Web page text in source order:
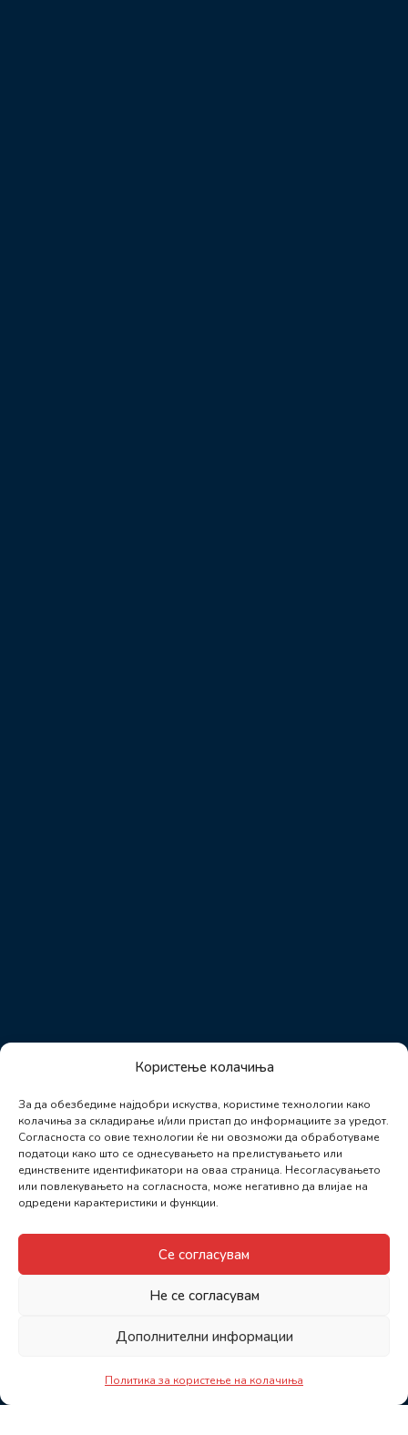
Користење колачиња
За да обезбедиме најдобри искуства, користиме технологии како
колачиња за складирање и/или пристап до информациите за уредот.
Согласноста со овие технологии ќе ни овозможи да обработуваме
податоци како што се однесувањето на прелистувањето или
единствените идентификатори на оваа страница. Несогласувањето
или повлекувањето на согласноста, може негативно да влијае на
одредени карактеристики и функции.
Се согласувам
Не се согласувам
Дополнителни информации
Политика за користење на колачиња